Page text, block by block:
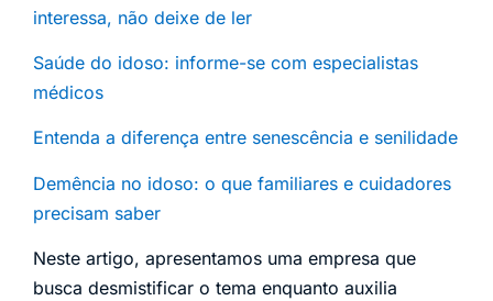
interessa, não deixe de ler
Saúde do idoso: informe-se com especialistas
médicos
Entenda a diferença entre senescência e senilidade
Demência no idoso: o que familiares e cuidadores
precisam saber
Neste artigo, apresentamos uma empresa que
busca desmistificar o tema enquanto auxilia